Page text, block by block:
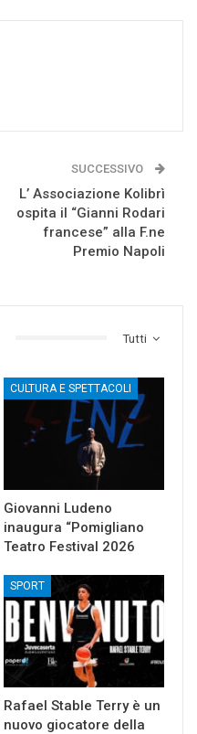
SUCCESSIVO
L’ Associazione Kolibrì
ospita il “Gianni Rodari
francese” alla F.ne
Premio Napoli
Tutti
CULTURA E SPETTACOLI
Giovanni Ludeno
inaugura “Pomigliano
Teatro Festival 2026
SPORT
Rafael Stable Terry è un
nuovo giocatore della